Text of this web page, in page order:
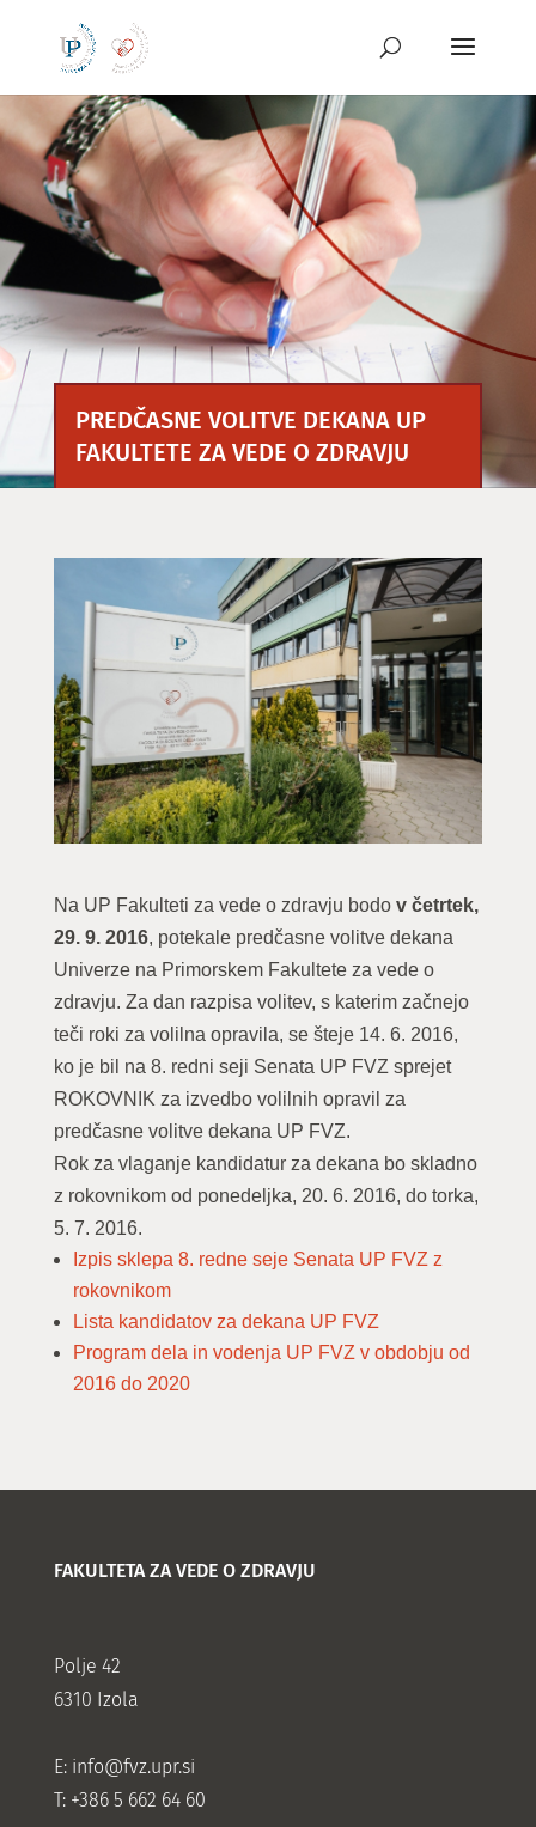
vsebino
PREDČASNE VOLITVE DEKANA UP
FAKULTETE ZA VEDE O ZDRAVJU
Na UP Fakulteti za vede o zdravju bodo v četrtek,
29. 9. 2016, potekale predčasne volitve dekana
Univerze na Primorskem Fakultete za vede o
zdravju. Za dan razpisa volitev, s katerim začnejo
teči roki za volilna opravila, se šteje 14. 6. 2016,
ko je bil na 8. redni seji Senata UP FVZ sprejet
ROKOVNIK za izvedbo volilnih opravil za
predčasne volitve dekana UP FVZ.
Rok za vlaganje kandidatur za dekana bo skladno
z rokovnikom od ponedeljka, 20. 6. 2016, do torka,
5. 7. 2016.
Izpis sklepa 8. redne seje Senata UP FVZ z
rokovnikom
Lista kandidatov za dekana UP FVZ
Program dela in vodenja UP FVZ v obdobju od
2016 do 2020
FAKULTETA ZA VEDE O ZDRAVJU
Polje 42
6310 Izola
E: info@fvz.upr.si
T: +386 5 662 64 60